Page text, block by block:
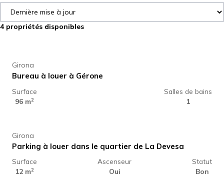
4 propriétés disponibles
650 € /mois
Girona
Bureau à louer à Gérone
Surface
96 m2
Salles de bains
1
90 € /
Girona
Parking à louer dans le quartier de La Devesa
Surface
12 m2
Ascenseur
Oui
Statut
Bon
1.975 € /